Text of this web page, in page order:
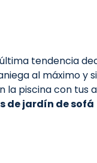
tendencia
al máximo y
piscina con tus
de jardín de sofá